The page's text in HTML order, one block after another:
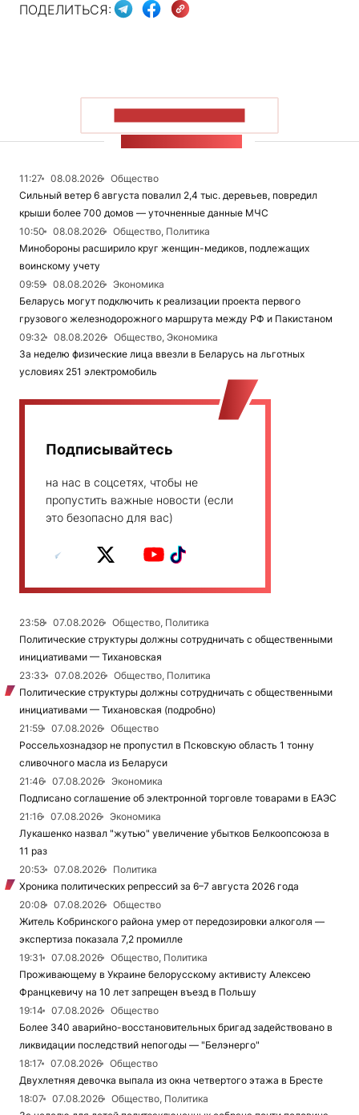
ПОДЕЛИТЬСЯ:
11:27 08.08.2026
Общество
Сильный ветер 6 августа повалил 2,4 тыс. деревьев, повредил
крыши более 700 домов — уточненные данные МЧС
10:50
08.08.2026
Общество, Политика
Минобороны расширило круг женщин-медиков, подлежащих
воинскому учету
09:59
08.08.2026
Экономика
Беларусь могут подключить к реализации проекта первого
грузового железнодорожного маршрута между РФ и Пакистаном
09:32
08.08.2026
Общество, Экономика
За неделю физические лица ввезли в Беларусь на льготных
условиях 251 электромобиль
Подписывайтесь
на нас в соцсетях, чтобы не
пропустить важные новости (если
это безопасно для вас)
23:58 07.08.2026
Общество, Политика
Политические структуры должны сотрудничать с общественными
инициативами — Тихановская
23:33
07.08.2026
Общество, Политика
Политические структуры должны сотрудничать с общественными
инициативами — Тихановская (подробно)
21:59
07.08.2026
Общество
Россельхознадзор не пропустил в Псковскую область 1 тонну
сливочного масла из Беларуси
21:46
07.08.2026
Экономика
Подписано соглашение об электронной торговле товарами в ЕАЭС
21:16
07.08.2026
Экономика
Лукашенко назвал "жутью" увеличение убытков Белкоопсоюза в
11 раз
20:53
07.08.2026
Политика
Хроника политических репрессий за 6–7 августа 2026 года
20:08
07.08.2026
Общество
Житель Кобринского района умер от передозировки алкоголя —
экспертиза показала 7,2 промилле
19:31
07.08.2026
Общество, Политика
Проживающему в Украине белорусскому активисту Алексею
Францкевичу на 10 лет запрещен въезд в Польшу
19:14
07.08.2026
Общество
Более 340 аварийно-восстановительных бригад задействовано в
ликвидации последствий непогоды — "Белэнерго"
18:17
07.08.2026
Общество
Двухлетняя девочка выпала из окна четвертого этажа в Бресте
18:07
07.08.2026
Общество, Политика